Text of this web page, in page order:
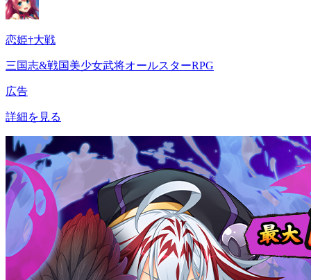
恋姫†大戦
三国志&戦国美少女武将オールスターRPG
広告
詳細を見る